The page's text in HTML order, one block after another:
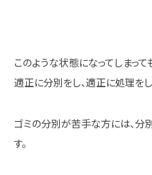
このような状態になってしまって
適正に分別をし、適正に処理をし
ゴミの分別が苦手な方には、分
す。